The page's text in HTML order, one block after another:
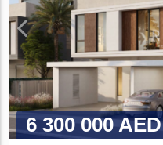
6 300 000 AED